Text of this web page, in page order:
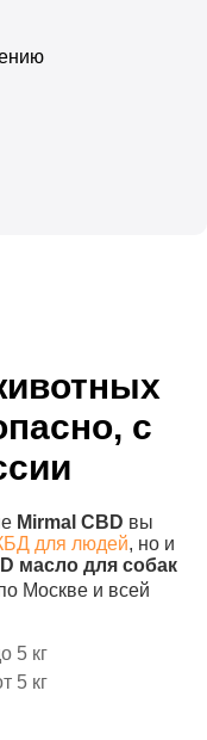
с
Mirmal CBD вы
для людей, но и
масло для собак
Москве и всей
5 кг
5 кг